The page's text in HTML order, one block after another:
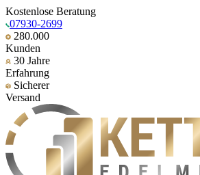
Kostenlose Beratung
07930-2699
280.000
Kunden
30 Jahre
Erfahrung
Sicherer
Versand